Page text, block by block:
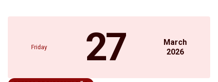
Friday 27
March
2026